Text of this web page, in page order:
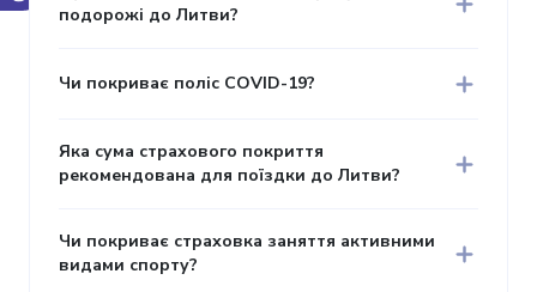
подорожі до Литви?
Чи покриває поліс COVID-19?
Яка сума страхового покриття
рекомендована для поїздки до Литви?
Чи покриває страховка заняття активними
видами спорту?